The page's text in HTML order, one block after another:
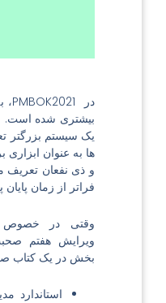
بیشتری شده است.
یک سیستم بزرگتر
ها به عنوان
و ذی نفعان
فراتر از زمان
ویرایش هفتم
بخش در یک کتاب